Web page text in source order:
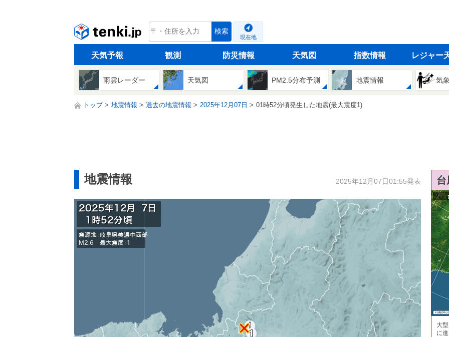
tenki.jp 検索
現在地
天気予報 観測 防災情報 天気図 指数情報 レジャー
雨雲レーダー 天気図 PM2.5分布予測 地震情報 気
トップ 地震情報 過去の地震情報 2025年12月07日 01時52分頃発生した地震(最大震度1)
地震情報 2025年12月07日01:55発表
大
に